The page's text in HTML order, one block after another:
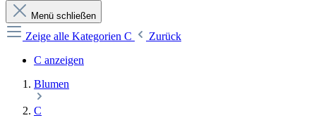
Menü schließen
Zeige alle Kategorien C
Zurück
C anzeigen
Blumen
C